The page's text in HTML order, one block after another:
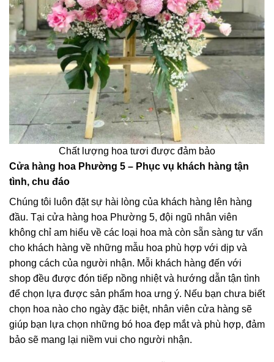
Chất lượng hoa tươi được đảm bảo
Cửa hàng hoa Phường 5 – Phục vụ khách hàng tận
tình, chu đáo
Chúng tôi luôn đặt sự hài lòng của khách hàng lên hàng
đầu. Tại cửa hàng hoa Phường 5, đội ngũ nhân viên
không chỉ am hiểu về các loại hoa mà còn sẵn sàng tư vấn
cho khách hàng về những mẫu hoa phù hợp với dịp và
phong cách của người nhận. Mỗi khách hàng đến với
shop đều được đón tiếp nồng nhiệt và hướng dẫn tận tình
để chọn lựa được sản phẩm hoa ưng ý. Nếu bạn chưa biết
chọn hoa nào cho ngày đặc biệt, nhân viên cửa hàng sẽ
giúp bạn lựa chọn những bó hoa đẹp mắt và phù hợp, đảm
bảo sẽ mang lại niềm vui cho người nhận.